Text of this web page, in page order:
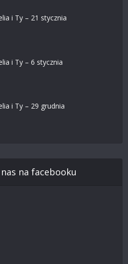
i Ty – 21 stycznia
i Ty – 6 stycznia
i Ty – 29 grudnia
nas na facebooku